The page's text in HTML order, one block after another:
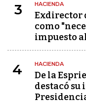
3 HACIENDA
Exdirector
como
impuesto
4 HACIENDA
De la
destacó su